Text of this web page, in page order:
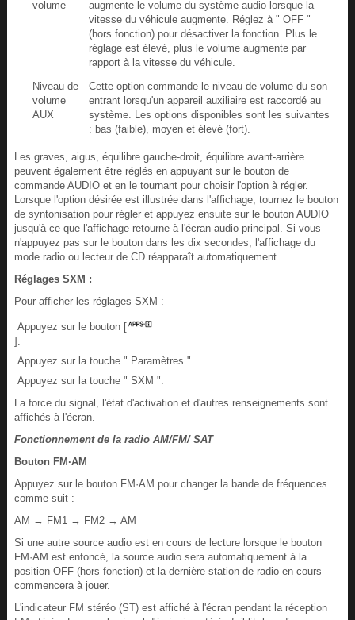
volume
augmente le volume du système audio lorsque la
vitesse du véhicule augmente. Réglez à " OFF "
(hors fonction) pour désactiver la fonction. Plus le
réglage est élevé, plus le volume augmente par
rapport à la vitesse du véhicule.
Niveau de
volume
AUX
Cette option commande le niveau de volume du son
entrant lorsqu'un appareil auxiliaire est raccordé au
système. Les options disponibles sont les suivantes
: bas (faible), moyen et élevé (fort).
Les graves, aigus, équilibre gauche-droit, équilibre avant-arrière
peuvent également être réglés en appuyant sur le bouton de
commande AUDIO et en le tournant pour choisir l'option à régler.
Lorsque l'option désirée est illustrée dans l'affichage, tournez le bouton
de syntonisation pour régler et appuyez ensuite sur le bouton AUDIO
jusqu'à ce que l'affichage retourne à l'écran audio principal. Si vous
n'appuyez pas sur le bouton dans les dix secondes, l'affichage du
mode radio ou lecteur de CD réapparaît automatiquement.
Réglages SXM :
Pour afficher les réglages SXM :
Appuyez sur le bouton [
].
Appuyez sur la touche " Paramètres ".
Appuyez sur la touche " SXM ".
La force du signal, l'état d'activation et d'autres renseignements sont
affichés à l'écran.
Fonctionnement de la radio AM/FM/ SAT
Bouton FM·AM
Appuyez sur le bouton FM·AM pour changer la bande de fréquences
comme suit :
AM → FM1 → FM2 → AM
Si une autre source audio est en cours de lecture lorsque le bouton
FM·AM est enfoncé, la source audio sera automatiquement à la
position OFF (hors fonction) et la dernière station de radio en cours
commencera à jouer.
L'indicateur FM stéréo (ST) est affiché à l'écran pendant la réception